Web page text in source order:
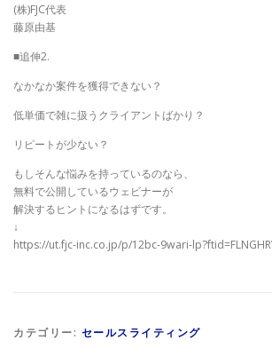
(株)FJC代表
藤原由基
■追伸2.
なかなか案件を獲得できない？
低単価で雑に扱うクライアントばかり？
リピートが少ない？
もしそんな悩みを持っているのなら、
無料で公開しているウェビナーが
解決するヒントになるはずです。
↓
https://ut.fjc-inc.co.jp/p/12bc-9wari-
カテゴリー: セールスライティング